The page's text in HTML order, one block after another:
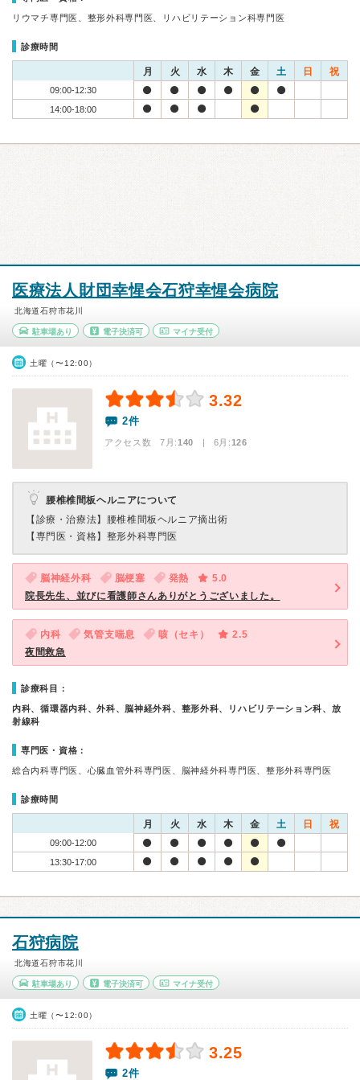
リウマチ専門医、整形外科専門医、リハビリテーション科専門医
診療時間
月 火 水 木 金 土 日 祝
09:00-12:30
14:00-18:00
医療法人財団幸惺会石狩幸惺会病院
北海道石狩市花川
駐車場あり 電子決済可 マイナ受付
土曜（〜12:00）
3.32
2件
アクセス数 7月:140 | 6月:126
腰椎椎間板ヘルニアについて
【診療・治療法】
腰椎椎間板ヘルニア摘出術
【専門医・資格】 整形外科専門医
脳神経外科 脳梗塞 発熱
5.0
院長先生、並びに看護師さんありがとうございました。
内科 気管支喘息 咳（セキ）
2.5
夜間救急
診療科目：
内科、循環器内科、外科、脳神経外科、整形外科、リハビリテーション科、放
射線科
専門医・資格：
総合内科専門医、心臓血管外科専門医、脳神経外科専門医、整形外科専門医
診療時間
月 火 水 木 金 土 日 祝
09:00-12:00
13:30-17:00
石狩病院
北海道石狩市花川
駐車場あり 電子決済可 マイナ受付
土曜（〜12:00）
3.25
2件